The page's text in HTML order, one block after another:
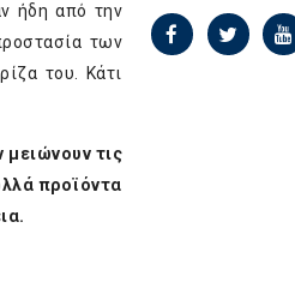
ήδη από την
των
του. Κάτι
τις
προϊόντα